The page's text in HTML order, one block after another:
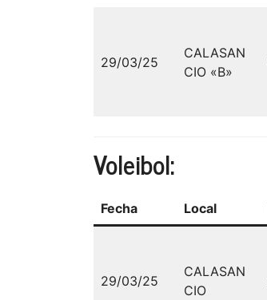
29/03/25
CALASAN
CIO «B»
Voleibol:
Fecha Local
29/03/25
CALASAN
CIO